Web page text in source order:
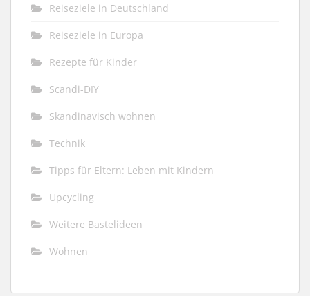
Reiseziele in Deutschland
Reiseziele in Europa
Rezepte für Kinder
Scandi-DIY
Skandinavisch wohnen
Technik
Tipps für Eltern: Leben mit Kindern
Upcycling
Weitere Bastelideen
Wohnen